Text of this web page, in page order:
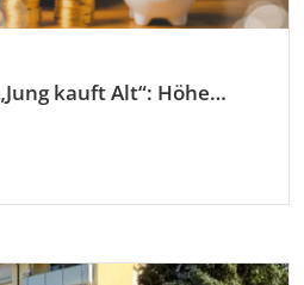
KfW-Förderung „Jung kauft Alt“: Höhere Kredite ab August 2026